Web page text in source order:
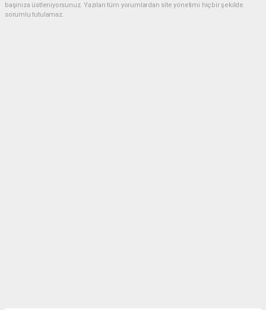
başınıza üstleniyorsunuz. Yazılan tüm yorumlardan site yönetimi hiçbir şekilde
sorumlu tutulamaz.